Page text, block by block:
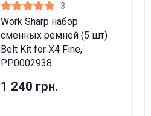
3
Work Sharp набор
сменных ремней (5 шт)
Belt Kit for X4 Fine,
PP0002938
1 240 грн.